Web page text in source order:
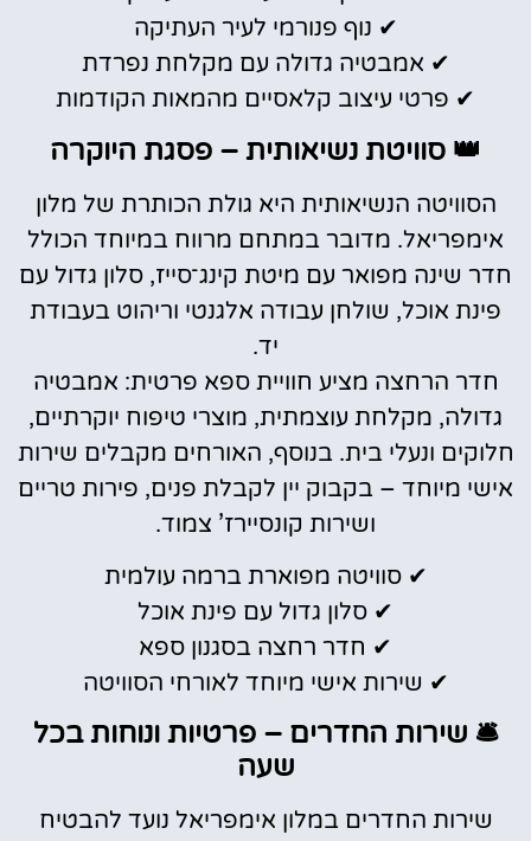
✔ נוף פנורמי לעיר העתיקה
✔ אמבטיה גדולה עם מקלחת נפרדת
✔ פרטי עיצוב קלאסיים מהמאות הקודמות
👑 סוויטת נשיאותית – פסגת היוקרה
הסוויטה הנשיאותית היא גולת הכותרת של מלון
אימפריאל. מדובר במתחם מרווח במיוחד הכולל
חדר שינה מפואר עם מיטת קינג־סייז, סלון גדול עם
פינת אוכל, שולחן עבודה אלגנטי וריהוט בעבודת
יד.
חדר הרחצה מציע חוויית ספא פרטית: אמבטיה
גדולה, מקלחת עוצמתית, מוצרי טיפוח יוקרתיים,
חלוקים ונעלי בית. בנוסף, האורחים מקבלים שירות
אישי מיוחד – בקבוק יין לקבלת פנים, פירות טריים
ושירות קונסיירז’ צמוד.
✔ סוויטה מפוארת ברמה עולמית
✔ סלון גדול עם פינת אוכל
✔ חדר רחצה בסגנון ספא
✔ שירות אישי מיוחד לאורחי הסוויטה
🛎️ שירות החדרים – פרטיות ונוחות בכל
שעה
שירות החדרים במלון אימפריאל נועד להבטיח